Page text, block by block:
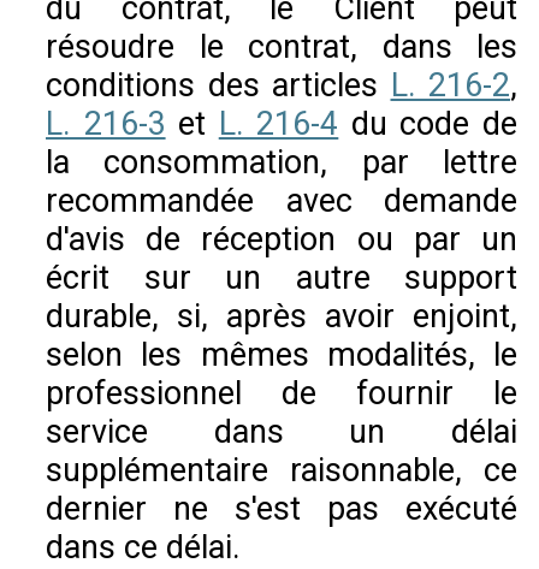
du contrat, le Client peut
résoudre le contrat, dans les
conditions des articles L. 216-2,
L. 216-3 et L. 216-4 du code de
la consommation, par lettre
recommandée avec demande
d'avis de réception ou par un
écrit sur un autre support
durable, si, après avoir enjoint,
selon les mêmes modalités, le
professionnel de fournir le
service dans un délai
supplémentaire raisonnable, ce
dernier ne s'est pas exécuté
dans ce délai.